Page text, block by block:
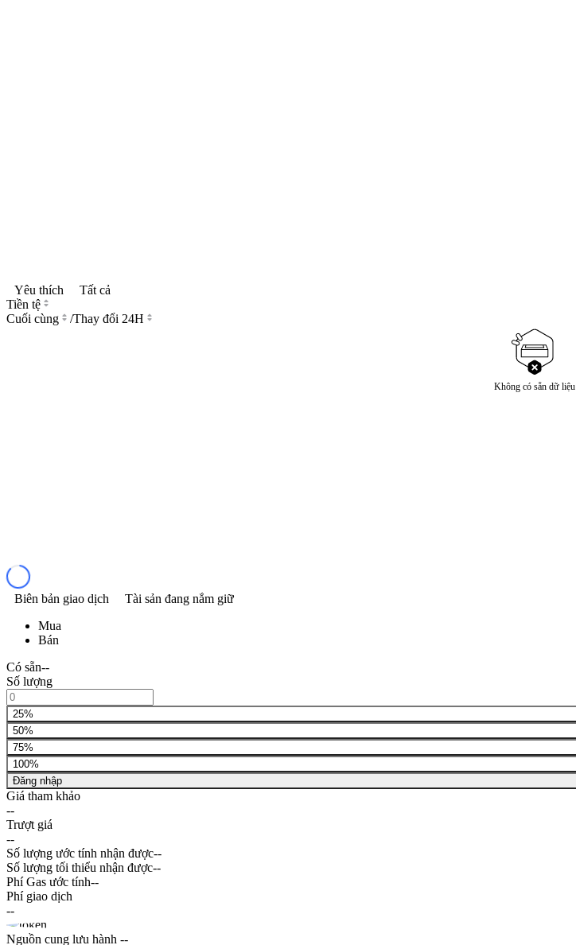
Yêu thích
Tất cả
Tiền tệ
Cuối cùng
/Thay đổi 24H
Không có sẵn dữ liệu
Biên bản giao dịch
Tài sản đang nắm giữ
Mua
Bán
Có sẵn--
Số lượng
25%
50%
75%
100%
Đăng nhập
Giá tham khảo
--
Trượt giá
--
Số lượng ước tính nhận được--
Số lượng tối thiểu nhận được--
Phí Gas ước tính--
Phí giao dịch
--
Nguồn cung lưu hành --